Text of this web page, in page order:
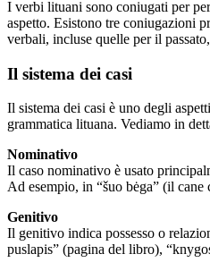
I verbi lituani sono coniugati per
aspetto. Esistono tre coniugazioni
verbali, incluse quelle per il
Il sistema dei casi
Il sistema dei casi è uno degli
grammatica lituana. Vediamo in
Nominativo
Il caso nominativo è usato
Ad esempio, in “šuo bėga” (il
Genitivo
Il genitivo indica possesso o
puslapis” (pagina del libro),